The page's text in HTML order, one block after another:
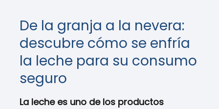
De la granja a la nevera:
descubre cómo se enfría
la leche para su consumo
seguro
La leche es uno de los productos